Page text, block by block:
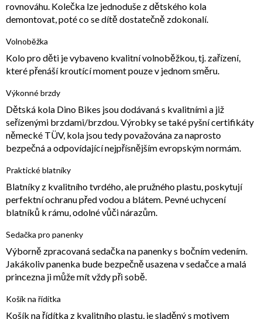
rovnováhu. Kolečka lze jednoduše z dětského kola
demontovat, poté co se dítě dostatečně zdokonalí.
Volnoběžka
Kolo pro děti je vybaveno kvalitní volnoběžkou, tj. zařízení,
které přenáší kroutící moment pouze v jednom směru.
Výkonné brzdy
Dětská kola Dino Bikes jsou dodávaná s kvalitními a již
seřízenými brzdami/brzdou. Výrobky se také pyšní certifikáty
německé TÜV, kola jsou tedy považována za naprosto
bezpečná a odpovídající nejpřísnějším evropským normám.
Praktické blatníky
Blatníky z kvalitního tvrdého, ale pružného plastu, poskytují
perfektní ochranu před vodou a blátem. Pevné uchycení
blatníků k rámu, odolné vůči nárazům.
Sedačka pro panenky
Výborně zpracovaná sedačka na panenky s bočním vedením.
Jakákoliv panenka bude bezpečně usazena v sedačce a malá
princezna ji může mít vždy při sobě.
Košík na řídítka
Košík na řídítka z kvalitního plastu, je sladěný s motivem